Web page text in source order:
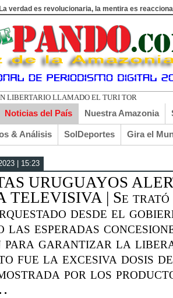
verdad es revolucionaria, la mentira es
LIBERTARIO LLAMADO EL TURI TORRICO
Noticias del País Nuestra Amazonia
& Análisis SolDeportes Gira el
| 15:23
URUGUAYOS
TELEVISIVA | Se trató
desde el
esperadas
para garantizar la
fue la excesiva dosis
por los